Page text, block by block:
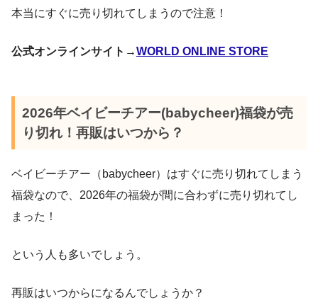
本当にすぐに売り切れてしまうので注意！
公式オンラインサイト→WORLD ONLINE STORE
2026年ベイビーチアー(babycheer)福袋が売
り切れ！再販はいつから？
ベイビーチアー（babycheer）はすぐに売り切れてしまう
福袋なので、2026年の福袋が間に合わずに売り切れてし
まった！
という人も多いでしょう。
再販はいつからになるんでしょうか？